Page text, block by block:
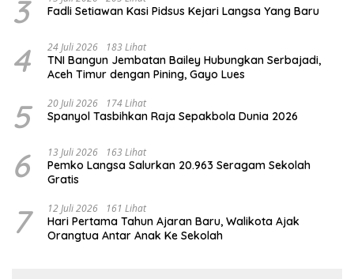
3 Fadli Setiawan Kasi Pidsus Kejari Langsa Yang Baru
4 24 Juli 2026 183 Lihat
TNI Bangun Jembatan Bailey Hubungkan Serbajadi,
Aceh Timur dengan Pining, Gayo Lues
5 20 Juli 2026 174 Lihat
Spanyol Tasbihkan Raja Sepakbola Dunia 2026
6 13 Juli 2026 163 Lihat
Pemko Langsa Salurkan 20.963 Seragam Sekolah
Gratis
7 12 Juli 2026 161 Lihat
Hari Pertama Tahun Ajaran Baru, Walikota Ajak
Orangtua Antar Anak Ke Sekolah